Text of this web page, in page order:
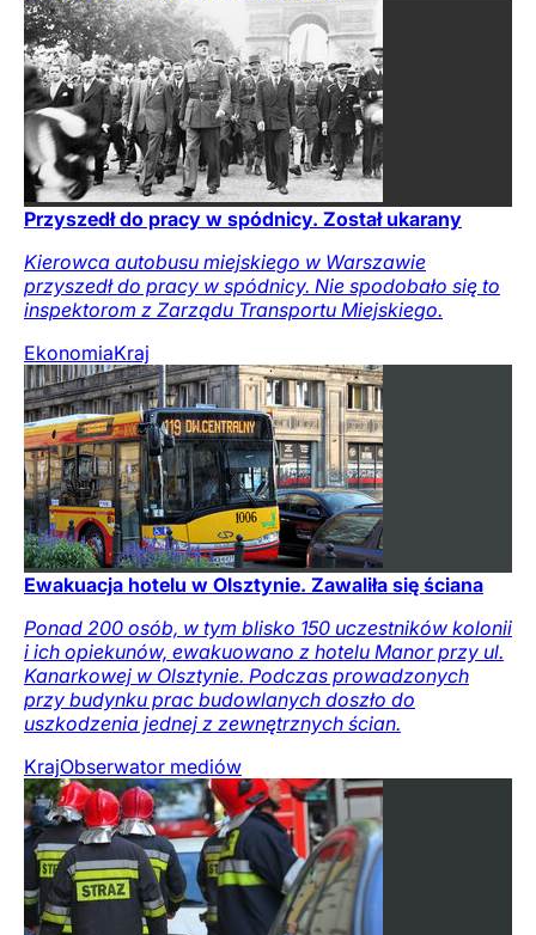
Przyszedł do pracy w spódnicy. Został ukarany
Kierowca autobusu miejskiego w Warszawie
przyszedł do pracy w spódnicy. Nie spodobało się to
inspektorom z Zarządu Transportu Miejskiego.
EkonomiaKraj
Ewakuacja hotelu w Olsztynie. Zawaliła się ściana
Ponad 200 osób, w tym blisko 150 uczestników kolonii
i ich opiekunów, ewakuowano z hotelu Manor przy ul.
Kanarkowej w Olsztynie. Podczas prowadzonych
przy budynku prac budowlanych doszło do
uszkodzenia jednej z zewnętrznych ścian.
KrajObserwator mediów